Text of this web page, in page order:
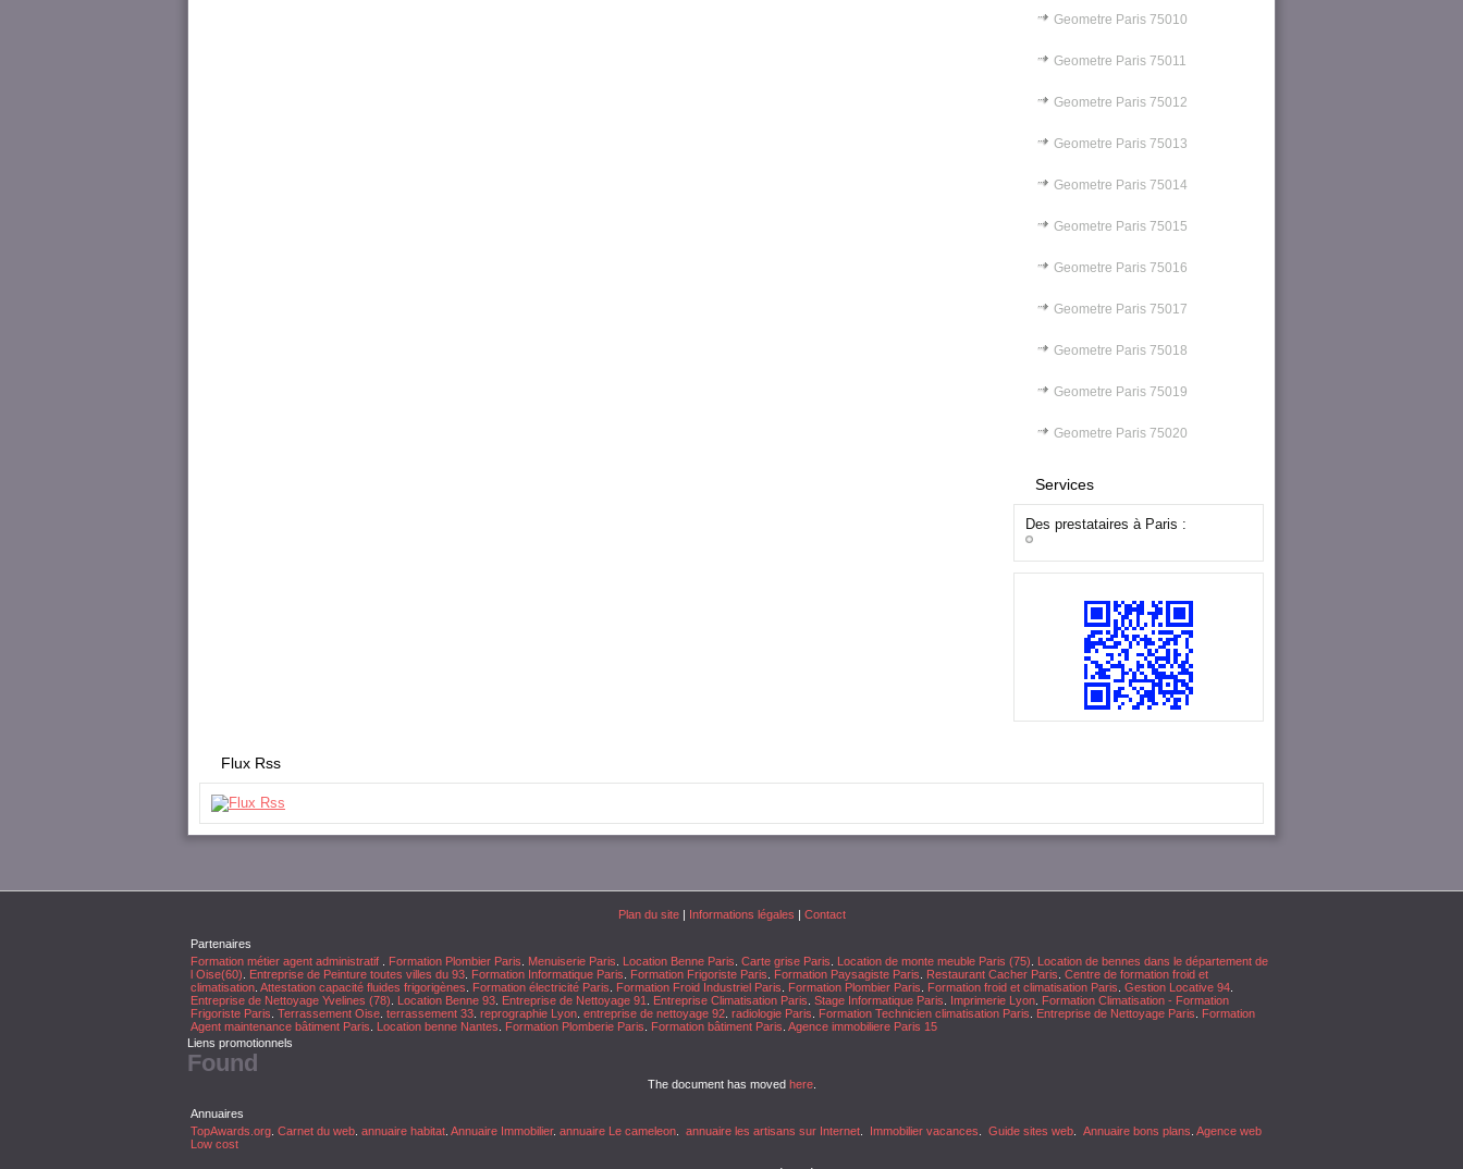
Geometre Paris 75010
Geometre Paris 75011
Geometre Paris 75012
Geometre Paris 75013
Geometre Paris 75014
Geometre Paris 75015
Geometre Paris 75016
Geometre Paris 75017
Geometre Paris 75018
Geometre Paris 75019
Geometre Paris 75020
Services
Des prestataires à Paris :
Flux Rss
Plan du site| Informations légales | Contact
Partenaires
Formation métier agent administratif
Formation Plombier Paris Menuiserie Paris Location Benne Paris Carte grise Paris Location de monte meuble Paris (75)
Location de bennes dans le département de
l Oise(60)
Entreprise de Peinture toutes villes du 93 Formation Informatique Paris Formation Frigoriste Paris Formation Paysagiste Paris Restaurant Cacher Paris Centre de formation froid et
climatisation Attestation capacité fluides frigorigènes Formation électricité Paris Formation Froid Industriel Paris Formation Plombier Paris Formation froid et climatisation Paris Gestion Locative 94
Entreprise de Nettoyage Yvelines (78)
Location Benne 93 Entreprise de Nettoyage 91 Entreprise Climatisation Paris Stage Informatique Paris Imprimerie Lyon Formation Climatisation - Formation
Frigoriste Paris Terrassement Oise terrassement 33 reprographie Lyon entreprise de nettoyage 92 radiologie Paris Formation Technicien climatisation Paris Entreprise de Nettoyage Paris
Formation
Agent maintenance bâtiment Paris
Location benne Nantes Formation Plomberie Paris Formation bâtiment Paris Agence immobiliere Paris 15
Liens promotionnels
Found
The document has moved here.
Annuaires
TopAwards.org Carnet du web annuaire habitat Annuaire Immobilier. annuaire Le cameleon annuaire les artisans sur Internet Immobilier vacances Guide sites web Annuaire bons plans Agence web
Low cost